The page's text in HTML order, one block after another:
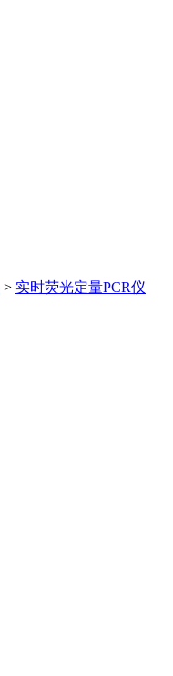
> 实时荧光定量PCR仪